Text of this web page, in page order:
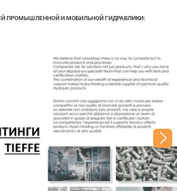
ПРОМЫШЛЕННОЙ И МОБИЛЬНОЙ ГИДРАВЛИКИ: